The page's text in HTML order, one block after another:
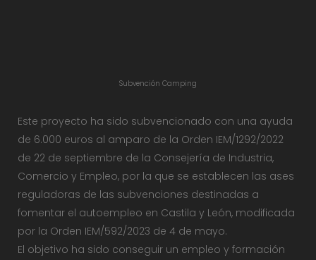
Subvención Camping
Este proyecto ha sido subvencionado con una ayuda
de 6.000 euros al amparo de la Orden IEM/1292/2022
de 22 de septiembre de la Consejería de Industria,
Comercio y Empleo, por la que se establecen las ases
reguladoras de las subvenciones destinadas a
fomentar el autoempleo en Castila y León, modificada
por la Orden IEM/592/2023 de 4 de mayo.
El objetivo ha sido conseguir un empleo y formación